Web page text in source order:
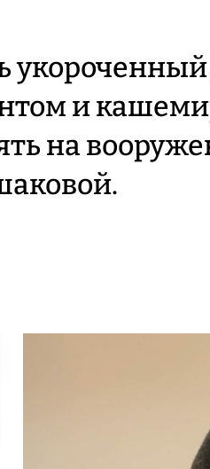
и
на